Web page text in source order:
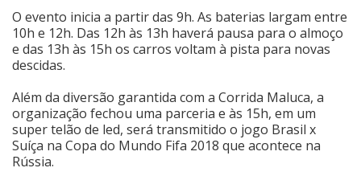
O evento inicia a partir das 9h. As baterias largam entre
10h e 12h. Das 12h às 13h haverá pausa para o almoço
e das 13h às 15h os carros voltam à pista para novas
descidas.
Além da diversão garantida com a Corrida Maluca, a
organização fechou uma parceria e às 15h, em um
super telão de led, será transmitido o jogo Brasil x
Suíça na Copa do Mundo Fifa 2018 que acontece na
Rússia.